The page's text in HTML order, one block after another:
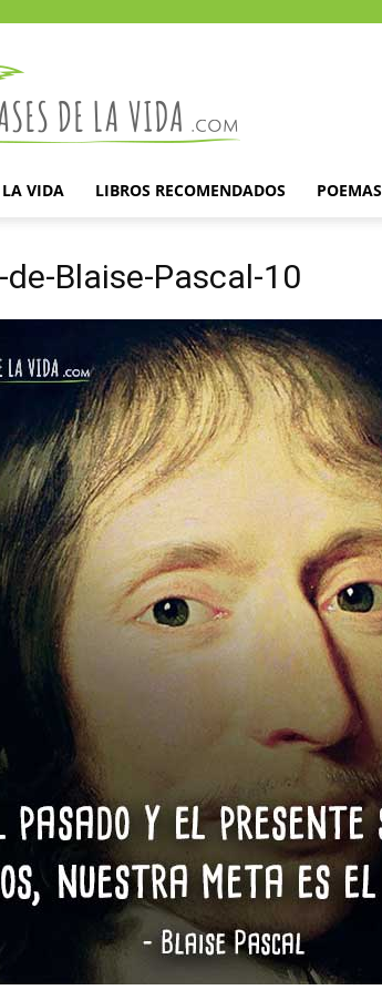
la
vida
LA VIDA LIBROS RECOMENDADOS POEMAS
de-Blaise-Pascal-10